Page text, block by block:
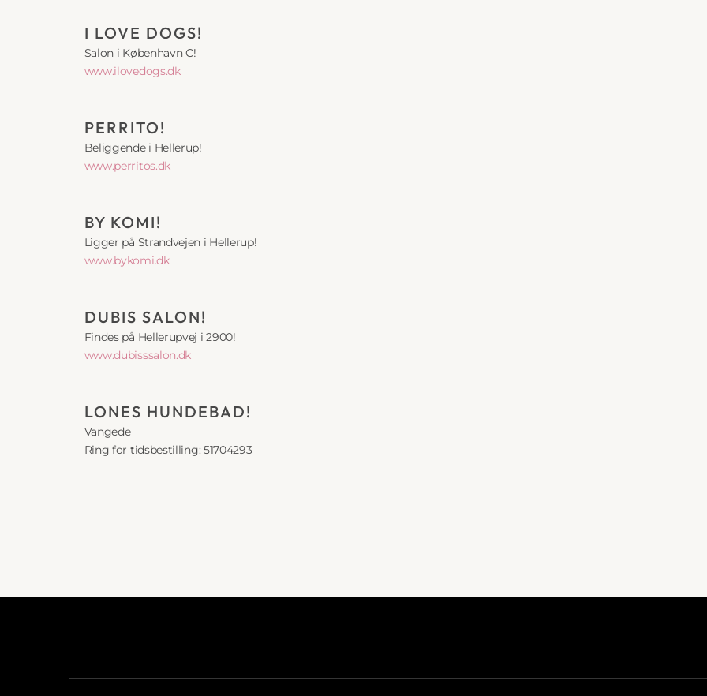
I LOVE DOGS!
Salon i København C!
www.ilovedogs.dk
PERRITO!
Beliggende i Hellerup!
www.perritos.dk
BY KOMI!
Ligger på Strandvejen i Hellerup!
www.bykomi.dk
DUBIS SALON!
Findes på Hellerupvej i 2900!
www.dubisssalon.dk
LONES HUNDEBAD!
Vangede
Ring for tidsbestilling: 51704293